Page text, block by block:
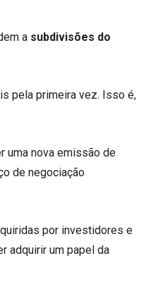
a subdivisões do
pela primeira vez. Isso é,
uma nova emissão de
de negociação
por investidores e
adquirir um papel da